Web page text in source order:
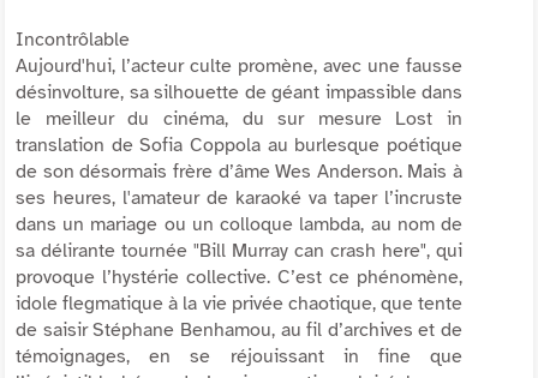
Incontrôlable
Aujourd'hui, l’acteur culte promène, avec une fausse
désinvolture, sa silhouette de géant impassible dans
le meilleur du cinéma, du sur mesure Lost in
translation de Sofia Coppola au burlesque poétique
de son désormais frère d’âme Wes Anderson. Mais à
ses heures, l'amateur de karaoké va taper l’incruste
dans un mariage ou un colloque lambda, au nom de
sa délirante tournée "Bill Murray can crash here", qui
provoque l’hystérie collective. C’est ce phénomène,
idole flegmatique à la vie privée chaotique, que tente
de saisir Stéphane Benhamou, au fil d’archives et de
témoignages, en se réjouissant in fine que